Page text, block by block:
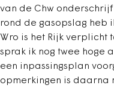
van de Chw
rond de gasopslag heb
Wro is het Rijk verplicht
sprak ik nog twee hoge
een inpassingsplan
opmerkingen is daarna